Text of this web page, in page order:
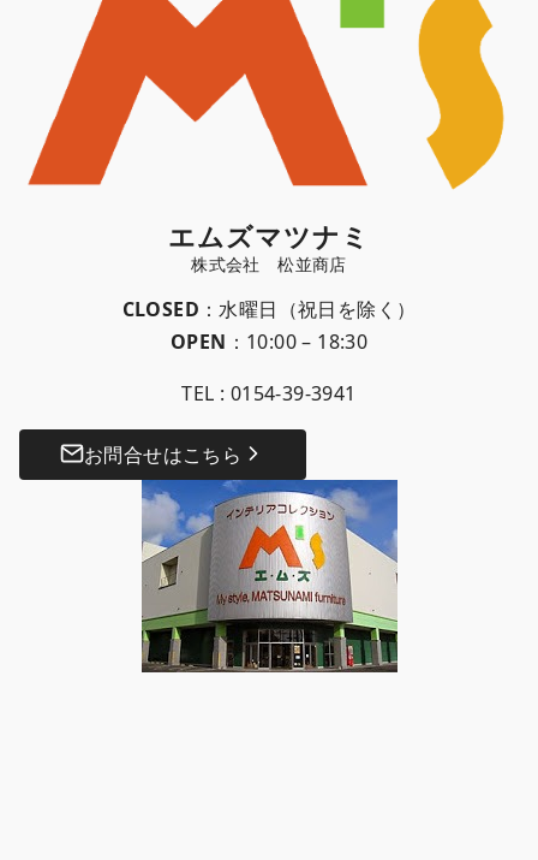
エムズマツナミ
CLOSED ：水曜日（祝日を除く）
OPEN ：10:00 – 18:30
TEL : 0154-39-3941
お問合せはこちら